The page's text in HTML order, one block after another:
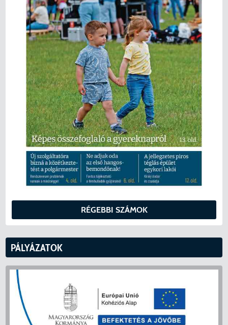
RÉGEBBI SZÁMOK
PÁLYÁZATOK